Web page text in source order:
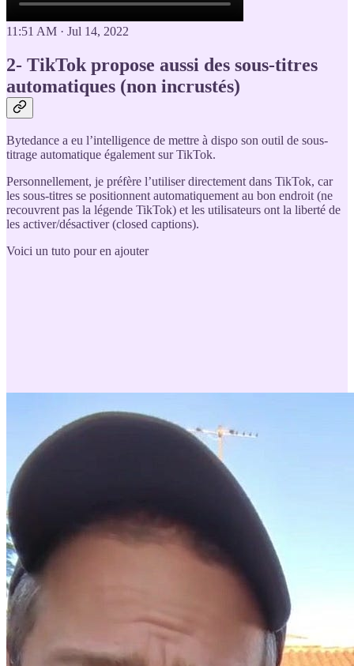
11:51 AM · Jul 14, 2022
2- TikTok propose aussi des sous-titres
automatiques (non incrustés)
Bytedance a eu l’intelligence de mettre à dispo son outil de sous-
titrage automatique également sur TikTok.
Personnellement, je préfère l’utiliser directement dans TikTok, car
les sous-titres se positionnent automatiquement au bon endroit (ne
recouvrent pas la légende TikTok) et les utilisateurs ont la liberté de
les activer/désactiver (closed captions).
Voici un tuto pour en ajouter